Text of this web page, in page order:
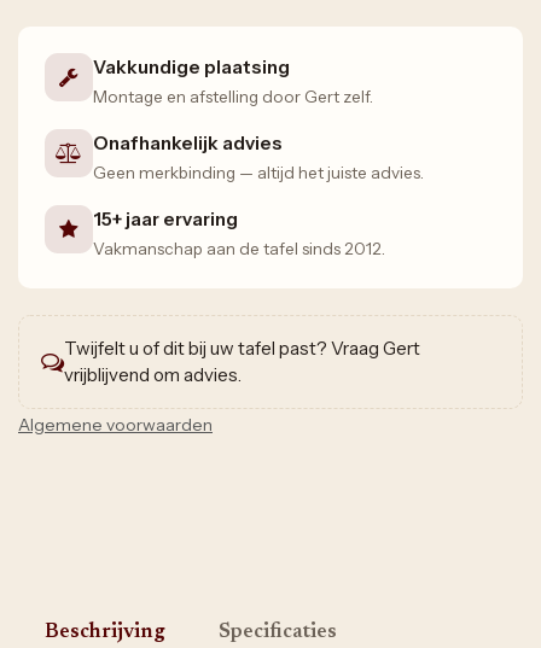
Vakkundige plaatsing
Montage en afstelling door Gert zelf.
Onafhankelijk advies
Geen merkbinding — altijd het juiste advies.
15+ jaar ervaring
Vakmanschap aan de tafel sinds 2012.
Twijfelt u of dit bij uw tafel past? Vraag Gert
vrijblijvend om advies.
Algemene voorwaarden
Beschrijving Specificaties